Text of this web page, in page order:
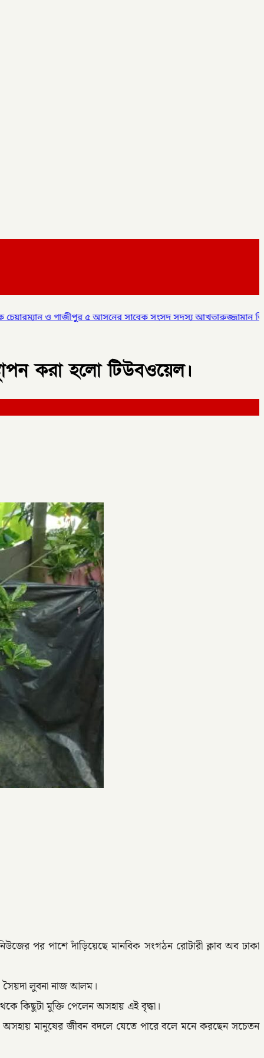
আসনের সাবেক সংসদ সদস্য আখতারুজ্জামান ডিবি পুলিশ এর হাতে আটক,
করা হলো টিউবওয়েল।
পর পাশে দাঁড়িয়েছে মানবিক সংগঠন রোটারী ক্লাব অব ঢাকা
সৈয়দা লুবনা নাজ আলম।
কিছুটা মুক্তি পেলেন অসহায় এই বৃদ্ধা।
অসহায় মানুষের জীবন বদলে যেতে পারে বলে মনে করছেন সচেতন